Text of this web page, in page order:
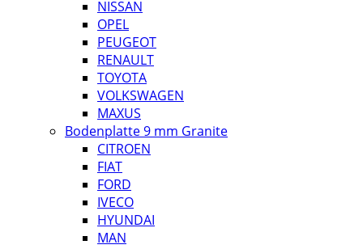
NISSAN
OPEL
PEUGEOT
RENAULT
TOYOTA
VOLKSWAGEN
MAXUS
Bodenplatte 9 mm Granite
CITROEN
FIAT
FORD
IVECO
HYUNDAI
MAN